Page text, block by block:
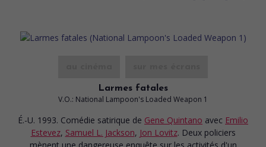
Larmes fatales
V.O.: National Lampoon's Loaded Weapon 1
É.-U. 1993. Comédie satirique de Gene Quintano avec Emilio
Estevez, Samuel L. Jackson, Jon Lovitz. Deux policiers